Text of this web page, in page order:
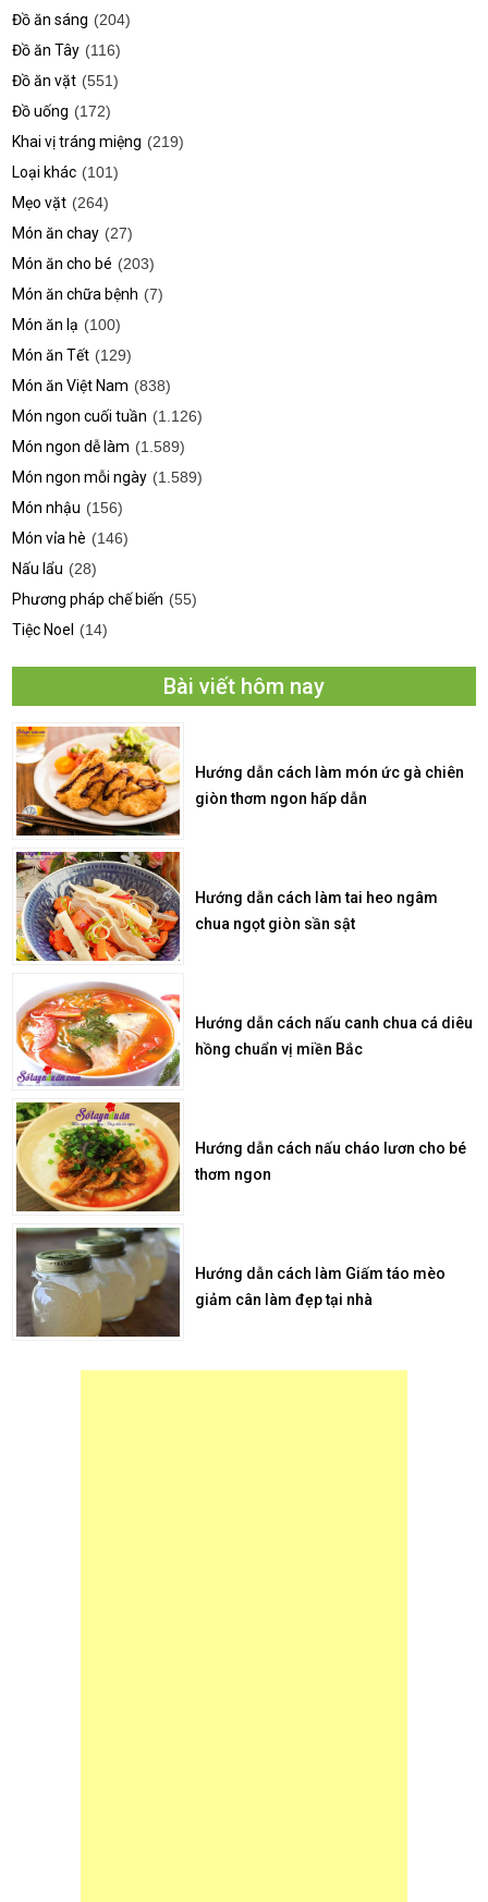
Đồ ăn sáng (204)
Đồ ăn Tây (116)
Đồ ăn vặt (551)
Đồ uống (172)
Khai vị tráng miệng (219)
Loại khác (101)
Mẹo vặt (264)
Món ăn chay (27)
Món ăn cho bé (203)
Món ăn chữa bệnh (7)
Món ăn lạ (100)
Món ăn Tết (129)
Món ăn Việt Nam (838)
Món ngon cuối tuần (1.126)
Món ngon dễ làm (1.589)
Món ngon mỗi ngày (1.589)
Món nhậu (156)
Món vỉa hè (146)
Nấu lẩu (28)
Phương pháp chế biến (55)
Tiệc Noel
(14)
Bài viết hôm nay
Hướng dẫn cách làm món ức gà chiên
giòn thơm ngon hấp dẫn
Hướng dẫn cách làm tai heo ngâm
chua ngọt giòn sần sật
Hướng dẫn cách nấu canh chua cá diêu
hồng chuẩn vị miền Bắc
Hướng dẫn cách nấu cháo lươn cho bé
thơm ngon
Hướng dẫn cách làm Giấm táo mèo
giảm cân làm đẹp tại nhà